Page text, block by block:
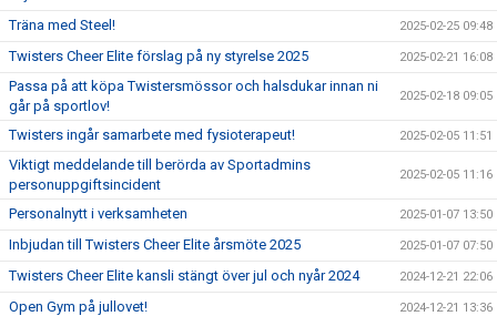
Träna med Steel! 2025-02-25 09:48
Twisters Cheer Elite förslag på ny styrelse 2025 2025-02-21 16:08
Passa på att köpa Twistersmössor och halsdukar innan ni
går på sportlov!
2025-02-18 09:05
Twisters ingår samarbete med fysioterapeut! 2025-02-05 11:51
Viktigt meddelande till berörda av Sportadmins
personuppgiftsincident
2025-02-05 11:16
Personalnytt i verksamheten 2025-01-07 13:50
Inbjudan till Twisters Cheer Elite årsmöte 2025 2025-01-07 07:50
Twisters Cheer Elite kansli stängt över jul och nyår 2024 2024-12-21 22:06
Open Gym på jullovet! 2024-12-21 13:36